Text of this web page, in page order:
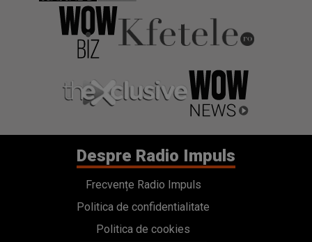
Despre Radio Impuls
Frecvențe Radio Impuls
Politica de confidentialitate
Politica de cookies